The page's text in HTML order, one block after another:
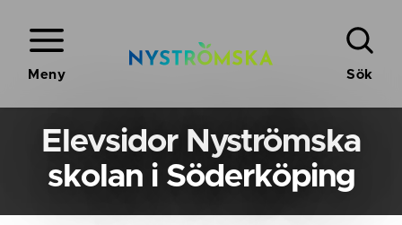
Meny Sök
Elevsidor Nyströmska
skolan i Söderköping